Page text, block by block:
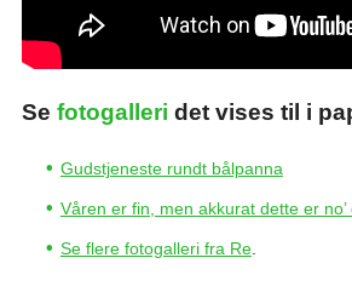
Se fotogalleri det vises til i
Gudstjeneste rundt bålpanna
Våren er fin, men akkurat dette er no’
Se flere fotogalleri fra Re.